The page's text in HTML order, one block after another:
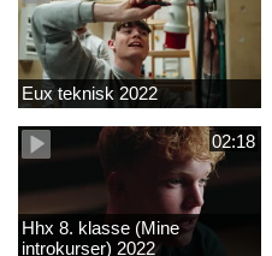
Eux teknisk 2022
02:18
Hhx 8. klasse (Mine
introkurser) 2022